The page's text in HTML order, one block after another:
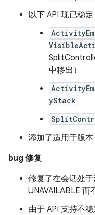
以下 API 现已稳
中移出）
yStack
添加了适用于版本
bug 修复
修复了在会话处
UNAVAILABLE 而
由于 API 支持不